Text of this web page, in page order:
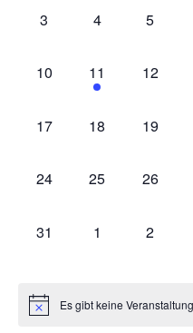
0
3
0
4
0
5
0
VERANSTALTUNGEN,
10
1
11
0
12
0
17
0
18
0
19
0
24
0
25
0
26
0
31
0
1
0
2
Es gibt keine